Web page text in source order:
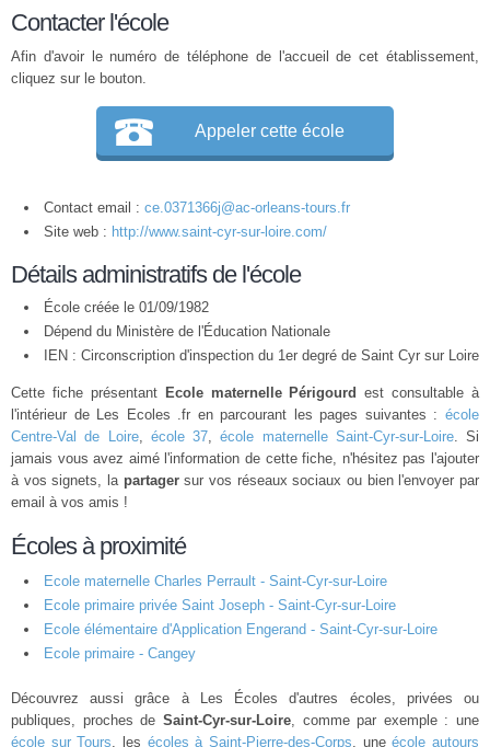
Contacter l'école
Afin d'avoir le numéro de téléphone de l'accueil de cet établissement,
cliquez sur le bouton.
Appeler cette école
Contact email : ce.0371366j@ac-orleans-tours.fr
Site web : http://www.saint-cyr-sur-loire.com/
Détails administratifs de l'école
École créée le 01/09/1982
Dépend du Ministère de l'Éducation Nationale
IEN : Circonscription d'inspection du 1er degré de Saint Cyr sur Loire
Cette fiche présentant Ecole maternelle Périgourd est consultable à
l'intérieur de Les Ecoles .fr en parcourant les pages suivantes : école
Centre-Val de Loire, école 37,école maternelle Saint-Cyr-sur-Loire. Si
jamais vous avez aimé l'information de cette fiche, n'hésitez pas l'ajouter
à vos signets, la partagersur vos réseaux sociaux ou bien l'envoyer par
email à vos amis !
Écoles à proximité
Ecole maternelle Charles Perrault - Saint-Cyr-sur-Loire
Ecole primaire privée Saint Joseph - Saint-Cyr-sur-Loire
Ecole élémentaire d'Application Engerand - Saint-Cyr-sur-Loire
Ecole primaire - Cangey
Découvrez aussi grâce à Les Écoles d'autres écoles, privées ou
publiques, proches de Saint-Cyr-sur-Loire, comme par exemple : une
école sur Tours, les écoles à Saint-Pierre-des-Corps, uneécole autours